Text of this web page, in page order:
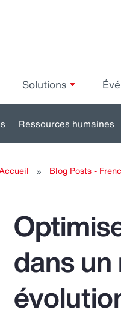
Solutions
Toggle
for:
Ressources humaines
Blog Posts -
dans